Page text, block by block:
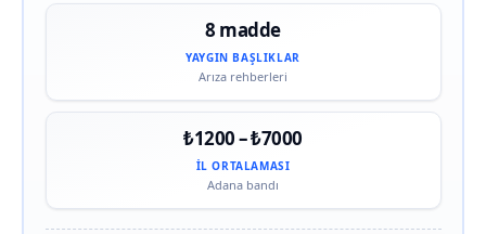
8 madde
YAYGIN BAŞLIKLAR
Arıza rehberleri
₺1200 – ₺7000
İL ORTALAMASI
Adana bandı